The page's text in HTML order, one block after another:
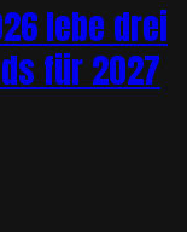
lebe drei
für 2027